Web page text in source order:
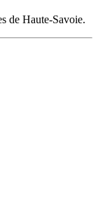
de Haute-Savoie.